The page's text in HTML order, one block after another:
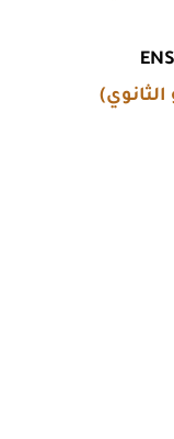
الثانوي)